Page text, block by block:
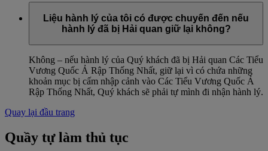
Liệu hành lý của tôi có được chuyến đến nếu
hành lý đã bị Hải quan giữ lại không?
Không – nếu hành lý của Quý khách đã bị Hải quan Các Tiểu
Vương Quốc Ả Rập Thống Nhất, giữ lại vì có chứa những
khoản mục bị cấm nhập cảnh vào Các Tiểu Vương Quốc Ả
Rập Thống Nhất, Quý khách sẽ phải tự mình đi nhận hành lý.
Quay lại đầu trang
Quầy tự làm thủ tục